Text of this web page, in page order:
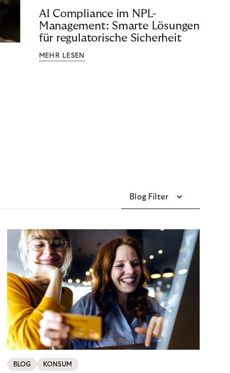
AI Compliance im NPL-
Management: Smarte Lösungen
für regulatorische Sicherheit
MEHR LESEN
Blog Filter
BLOG KONSUM